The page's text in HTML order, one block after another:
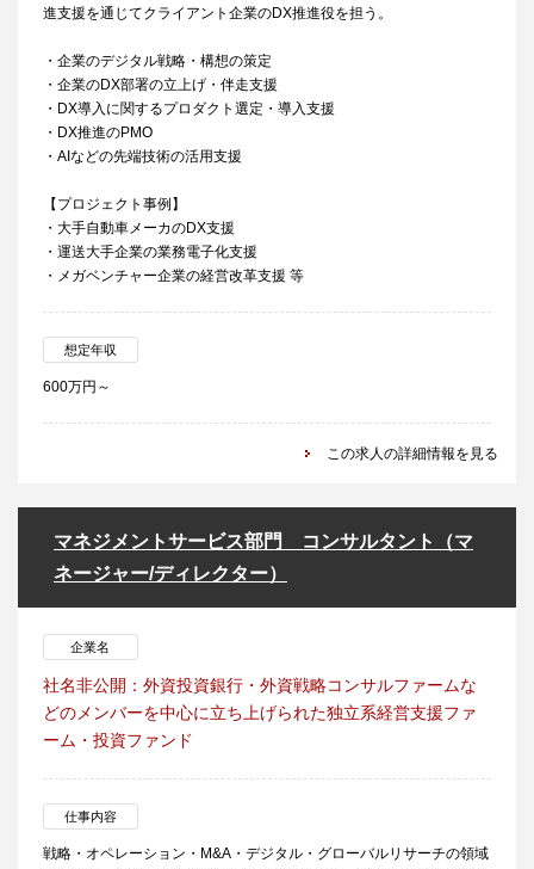
進支援を通じてクライアント企業のDX推進役を担う。
・企業のデジタル戦略・構想の策定
・企業のDX部署の立上げ・伴走支援
・DX導入に関するプロダクト選定・導入支援
・DX推進のPMO
・AIなどの先端技術の活用支援
【プロジェクト事例】
・大手自動車メーカのDX支援
・運送大手企業の業務電子化支援
・メガベンチャー企業の経営改革支援 等
想定年収
600万円～
この求人の詳細情報を見る
マネジメントサービス部門 コンサルタント（マ
ネージャー/ディレクター）
企業名
社名非公開：外資投資銀行・外資戦略コンサルファームな
どのメンバーを中心に立ち上げられた独立系経営支援ファ
ーム・投資ファンド
仕事内容
戦略・オペレーション・M&A・デジタル・グローバルリサーチの領域